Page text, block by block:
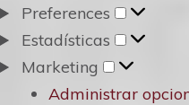
Preferences
Estadísticas
Marketing
Marketing
Administrar